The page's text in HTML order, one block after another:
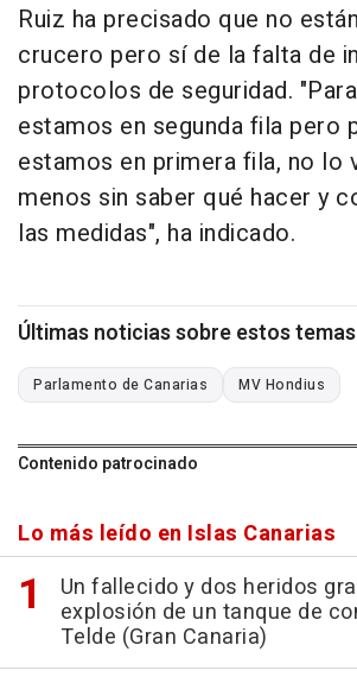
Ruiz ha precisado que no
crucero pero sí de la falta de
protocolos de seguridad.
estamos en segunda fila pero
estamos en primera fila, no lo
menos sin saber qué hacer y
las medidas", ha indicado.
Últimas noticias sobre estos temas
Parlamento de Canarias MV Hondius
Contenido patrocinado
Lo más leído en Islas Canarias
Un fallecido y dos heridos
explosión de un tanque de
Telde (Gran Canaria)